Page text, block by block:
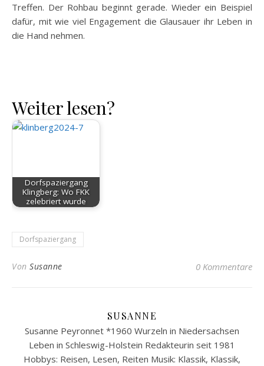
Treffen. Der Rohbau beginnt gerade. Wieder ein Beispiel
dafür, mit wie viel Engagement die Glausauer ihr Leben in
die Hand nehmen.
Weiter lesen?
Dorfspaziergang
Klingberg: Wo FKK
zelebriert wurde
Dorfspaziergang
Von Susanne 0 Kommentare
SUSANNE
Susanne Peyronnet *1960 Wurzeln in Niedersachsen
Leben in Schleswig-Holstein Redakteurin seit 1981
Hobbys: Reisen, Lesen, Reiten Musik: Klassik, Klassik,